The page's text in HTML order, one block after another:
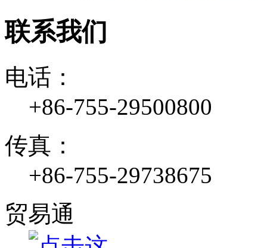
联系我们
电话：
+86-755-29500800
传真：
+86-755-29738675
贸易通